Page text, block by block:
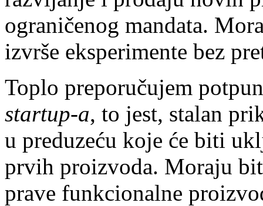
ograničenog mandata.
izvrše eksperimente bez
Toplo preporučujem
startup-a, to jest, stalan
u preduzeću koje će biti
prvih proizvoda. Moraju
prave funkcionalne